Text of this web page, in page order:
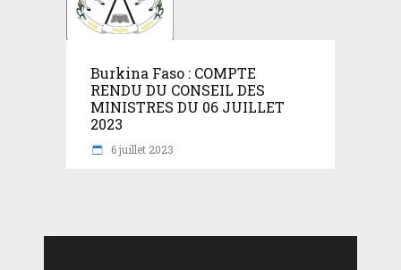
Burkina Faso : COMPTE
RENDU DU CONSEIL DES
MINISTRES DU 06 JUILLET
2023
6 juillet 2023